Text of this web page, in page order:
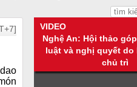
VIDEO
Nghệ An: Hội thảo
luật và nghị quyết do
chủ trì